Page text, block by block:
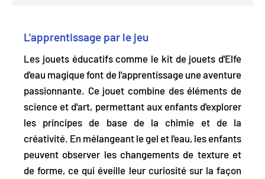
L'apprentissage par le jeu
Les jouets éducatifs comme le kit de jouets d'Elfe
d'eau magique font de l'apprentissage une aventure
passionnante. Ce jouet combine des éléments de
science et d'art, permettant aux enfants d'explorer
les principes de base de la chimie et de la
créativité. En mélangeant le gel et l'eau, les enfants
peuvent observer les changements de texture et
de forme, ce qui éveille leur curiosité sur la façon